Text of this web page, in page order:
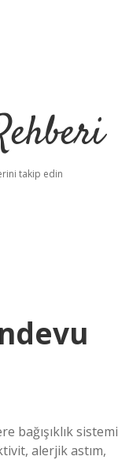
takip edin
bağışıklık sistemi
alerjik astım,